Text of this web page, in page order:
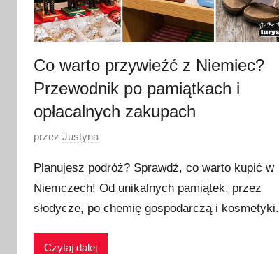
0
2
Co warto przywieźć z Niemiec?
Przewodnik po pamiątkach i
opłacalnych zakupach
O
u
b
l
przez Justyna
Planujesz podróż? Sprawdź, co warto kupić w
Niemczech! Od unikalnych pamiątek, przez
słodycze, po chemię gospodarczą i kosmetyki.
Czytaj dalej